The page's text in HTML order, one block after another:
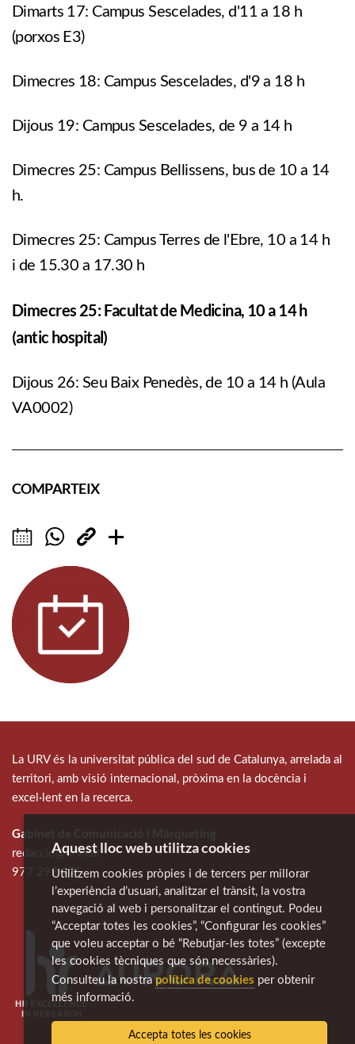
Dimarts 17: Campus Sescelades, d'11 a 18 h
(porxos E3)
Dimecres 18: Campus Sescelades, d'9 a 18 h
Dijous 19: Campus Sescelades, de 9 a 14 h
Dimecres 25: Campus Bellissens, bus de 10 a 14
h.
Dimecres 25: Campus Terres de l'Ebre, 10 a 14 h
i de 15.30 a 17.30 h
Dimecres 25: Facultat de Medicina, 10 a 14 h
(antic hospital)
Dijous 26: Seu Baix Penedès, de 10 a 14 h (Aula
VA0002)
COMPARTEIX
La URV és la universitat pública del sud de Catalunya, arrelada al
territori, amb visió internacional, pròxima en la docència i
excel·lent en la recerca.
Gabinet de Comunicació i Màrqueting
redaccio@urv.cat
977 297 975
Aquest lloc web utilitza cookies
Utilitzem cookies pròpies i de tercers per millorar
l’experiència d’usuari, analitzar el trànsit, la vostra
navegació al web i personalitzar el contingut. Podeu
“Acceptar totes les cookies”, “Configurar les cookies”
que voleu acceptar o bé “Rebutjar-les totes” (excepte
les cookies tècniques que són necessàries).
Consulteu la nostra política de cookies per obtenir
més informació.
Accepta totes les cookies